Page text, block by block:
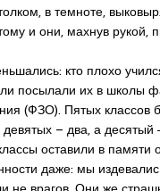
в темноте,
и они, махнув рукой,
кто плохо
посылали их в школы
(ФЗО). Пятых классов
– два, а десятый
оставили в памяти
даже: мы